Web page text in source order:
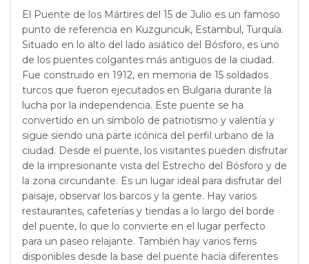
El Puente de los Mártires del 15 de Julio es un famoso
punto de referencia en Kuzguncuk, Estambul, Turquía.
Situado en lo alto del lado asiático del Bósforo, es uno
de los puentes colgantes más antiguos de la ciudad.
Fue construido en 1912, en memoria de 15 soldados
turcos que fueron ejecutados en Bulgaria durante la
lucha por la independencia. Este puente se ha
convertido en un símbolo de patriotismo y valentía y
sigue siendo una parte icónica del perfil urbano de la
ciudad. Desde el puente, los visitantes pueden disfrutar
de la impresionante vista del Estrecho del Bósforo y de
la zona circundante. Es un lugar ideal para disfrutar del
paisaje, observar los barcos y la gente. Hay varios
restaurantes, cafeterías y tiendas a lo largo del borde
del puente, lo que lo convierte en el lugar perfecto
para un paseo relajante. También hay varios ferris
disponibles desde la base del puente hacia diferentes